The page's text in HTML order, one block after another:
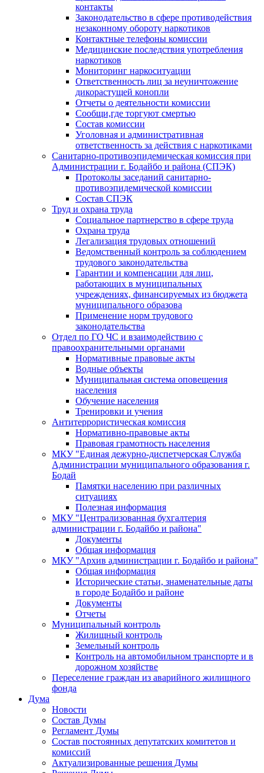
контакты
Законодательство в сфере противодействия
незаконному обороту наркотиков
Контактные телефоны комиссии
Медицинские последствия употребления
наркотиков
Мониторинг наркоситуации
Ответственность лиц за неуничтожение
дикорастущей конопли
Отчеты о деятельности комиссии
Сообщи,где торгуют смертью
Состав комиссии
Уголовная и административная
ответственность за действия с наркотиками
Санитарно-противоэпидемическая комиссия при
Администрации г. Бодайбо и района (СПЭК)
Протоколы заседаний санитарно-
противоэпидемической комиссии
Состав СПЭК
Труд и охрана труда
Социальное партнерство в сфере труда
Охрана труда
Легализация трудовых отношений
Ведомственный контроль за соблюдением
трудового законодательства
Гарантии и компенсации для лиц,
работающих в муниципальных
учреждениях, финансируемых из бюджета
муниципального образова
Применение норм трудового
законодательства
Отдел по ГО ЧС и взаимодействию с
правоохранительными органами
Нормативные правовые акты
Водные объекты
Муниципальная система оповещения
населения
Обучение населения
Тренировки и учения
Антитеррористическая комиссия
Нормативно-правовые акты
Правовая грамотность населения
МКУ "Единая дежурно-диспетчерская Служба
Администрации муниципального образования г.
Бодай
Памятки населению при различных
ситуациях
Полезная информация
МКУ "Централизованная бухгалтерия
администрации г. Бодайбо и района"
Документы
Общая информация
МКУ "Архив администрации г. Бодайбо и района"
Общая информация
Исторические статьи, знаменательные даты
в городе Бодайбо и районе
Документы
Отчеты
Муниципальный контроль
Жилищный контроль
Земельный контроль
Контроль на автомобильном транспорте и в
дорожном хозяйстве
Переселение граждан из аварийного жилищного
фонда
Дума
Новости
Состав Думы
Регламент Думы
Состав постоянных депутатских комитетов и
комиссий
Актуализированные решения Думы